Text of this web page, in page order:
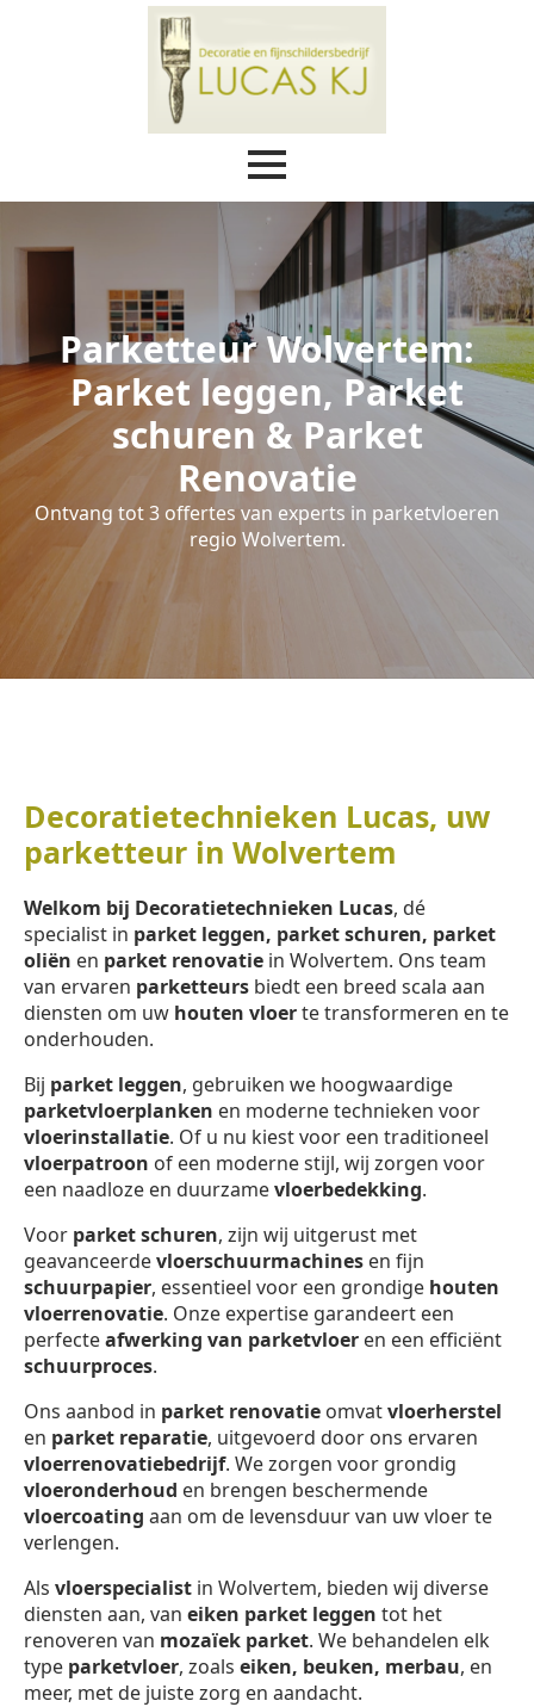
Parketteur Wolvertem:
Parket leggen, Parket
schuren & Parket
Renovatie
Ontvang tot 3 offertes van experts in parketvloeren
regio Wolvertem.
Decoratietechnieken Lucas, uw
parketteur in Wolvertem
Welkom bij Decoratietechnieken Lucas, dé
specialist in parket leggen, parket schuren, parket
oliën en parket renovatie in Wolvertem. Ons team
van ervaren parketteurs biedt een breed scala aan
diensten om uw houten vloerte transformeren en te
onderhouden.
Bij parket leggen, gebruiken we hoogwaardige
parketvloerplanken en moderne technieken voor
vloerinstallatie. Of u nu kiest voor een traditioneel
vloerpatroon of een moderne stijl, wij zorgen voor
een naadloze en duurzamevloerbedekking.
Voor parket schuren, zijn wij uitgerust met
geavanceerdevloerschuurmachines en fijn
schuurpapier, essentieel voor een grondige houten
vloerrenovatie. Onze expertise garandeert een
perfecteafwerking van parketvloer en een efficiënt
schuurproces.
Ons aanbod in parket renovatie omvatvloerherstel
en parket reparatie, uitgevoerd door ons ervaren
vloerrenovatiebedrijf. We zorgen voor grondig
vloeronderhoud en brengen beschermende
vloercoating aan om de levensduur van uw vloer te
verlengen.
Als vloerspecialist in Wolvertem, bieden wij diverse
diensten aan, van eiken parket leggen tot het
renoveren van mozaïek parket. We behandelen elk
type parketvloer, zoals eiken, beuken, merbau, en
meer, met de juiste zorg en aandacht.